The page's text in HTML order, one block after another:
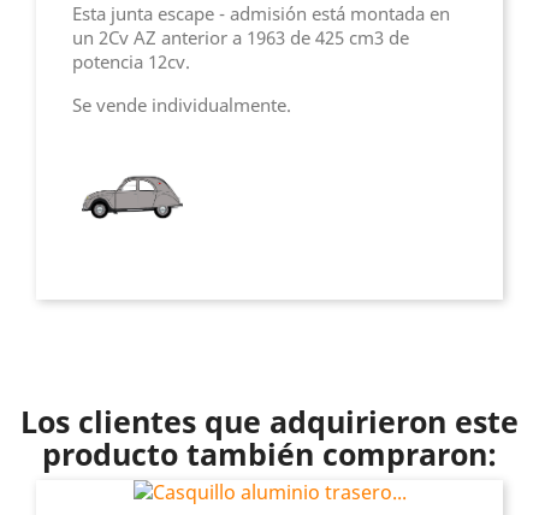
Esta junta escape - admisión está montada en
un 2Cv AZ anterior a 1963 de 425 cm3 de
potencia 12cv.
Se vende individualmente.
Los clientes que adquirieron este
producto también compraron: